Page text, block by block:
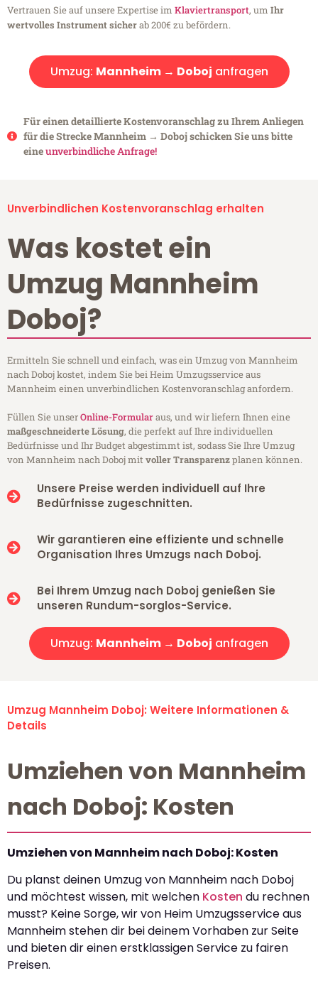
Vertrauen Sie auf unsere Expertise im Klaviertransport, um Ihr
wertvolles Instrument sicherab 200€ zu befördern.
Umzug: Mannheim → Doboj anfragen
Für einen detaillierte Kostenvoranschlag zu Ihrem Anliegen
für die Strecke Mannheim → Doboj schicken Sie uns bitte
eineunverbindliche Anfrage!
Unverbindlichen Kostenvoranschlag erhalten
Was kostet ein
Umzug Mannheim
Doboj?
Ermitteln Sie schnell und einfach, was ein Umzug von Mannheim
nach Doboj kostet, indem Sie bei Heim Umzugsservice aus
Mannheim einen unverbindlichen Kostenvoranschlag anfordern.
Füllen Sie unserOnline-Formularaus, und wir liefern Ihnen eine
maßgeschneiderte Lösung, die perfekt auf Ihre individuellen
Bedürfnisse und Ihr Budget abgestimmt ist, sodass Sie Ihre Umzug
von Mannheim nach Doboj mitvoller Transparenzplanen können.
Unsere Preise werden individuell auf Ihre
Bedürfnisse zugeschnitten.
Wir garantieren eine effiziente und schnelle
Organisation Ihres Umzugs nach Doboj.
Bei Ihrem Umzug nach Doboj genießen Sie
unseren Rundum-sorglos-Service.
Umzug: Mannheim → Doboj anfragen
Umzug Mannheim Doboj: Weitere Informationen &
Details
Umziehen von Mannheim
nach Doboj: Kosten
Umziehen von Mannheim nach Doboj: Kosten
Du planst deinen Umzug von Mannheim nach Doboj
und möchtest wissen, mit welchen Kosten du rechnen
musst? Keine Sorge, wir von Heim Umzugsservice aus
Mannheim stehen dir bei deinem Vorhaben zur Seite
und bieten dir einen erstklassigen Service zu fairen
Preisen.